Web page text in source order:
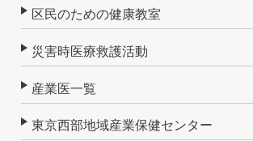
区民のための健康教室
災害時医療救護活動
産業医一覧
東京西部地域産業保健センター